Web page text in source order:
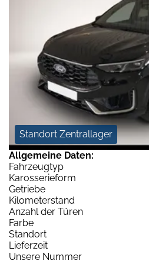
Standort Zentrallager
Allgemeine Daten:
Fahrzeugtyp
Karosserieform
Getriebe
Kilometerstand
Anzahl der Türen
Farbe
Standort
Lieferzeit
Unsere Nummer